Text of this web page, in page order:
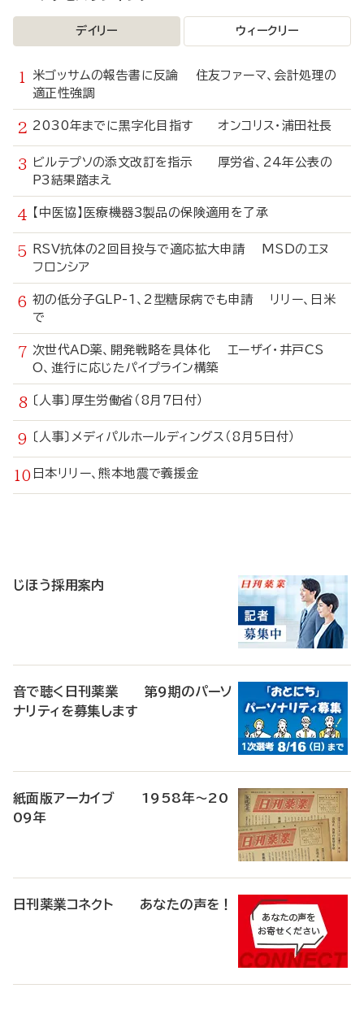
デイリー ウィークリー
米ゴッサムの報告書に反論 住友ファーマ、会計処理の
適正性強調
2030年までに黒字化目指す オンコリス・浦田社長
ビルテプソの添文改訂を指示 厚労省、24年公表の
P3結果踏まえ
【中医協】医療機器3製品の保険適用を了承
RSV抗体の2回目投与で適応拡大申請 MSDのエヌ
フロンシア
初の低分子GLP-1、2型糖尿病でも申請 リリー、日米
で
次世代AD薬、開発戦略を具体化 エーザイ・井戸CS
O、進行に応じたパイプライン構築
〔人事〕厚生労働省（8月7日付）
〔人事〕メディパルホールディングス（8月5日付）
日本リリー、熊本地震で義援金
じほう採用案内
音で聴く日刊薬業 第9期のパーソ
ナリティを募集します
紙面版アーカイブ 1958年～20
09年
日刊薬業コネクト あなたの声を！